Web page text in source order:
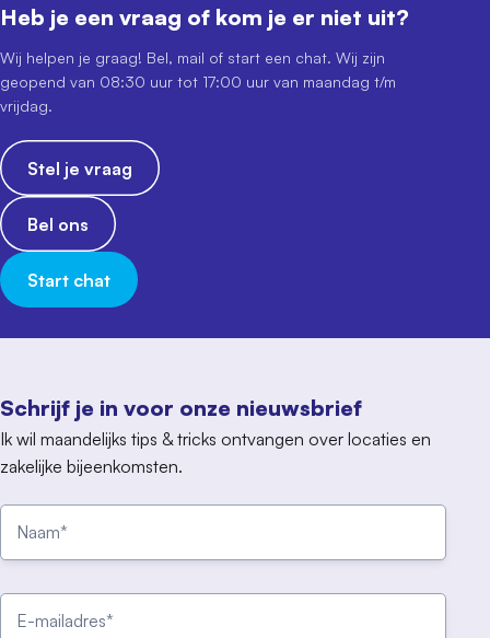
Schrijf je in voor onze nieuwsbrief
Ik wil maandelijks tips & tricks ontvangen over locaties en
zakelijke bijeenkomsten.
Heb je een vraag of kom je er niet uit?
Wij helpen je graag! Bel, mail of start een chat. Wij zijn
geopend van 08:30 uur tot 17:00 uur van maandag t/m
vrijdag.
Stel je vraag
Bel ons
Start chat